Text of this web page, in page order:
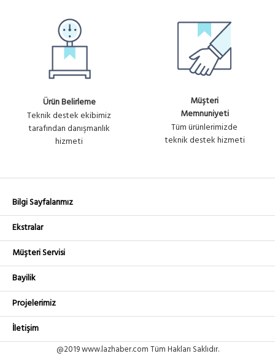
Ürün Belirleme
Teknik destek ekibimiz
tarafından danışmanlık
hizmeti
Müşteri
Memnuniyeti
Tüm ürünlerimizde
teknik destek hizmeti
Bilgi Sayfalarımız
Ekstralar
Müşteri Servisi
Bayilik
Projelerimiz
İletişim
@2019 www.lazhaber.com Tüm Hakları Saklıdır.